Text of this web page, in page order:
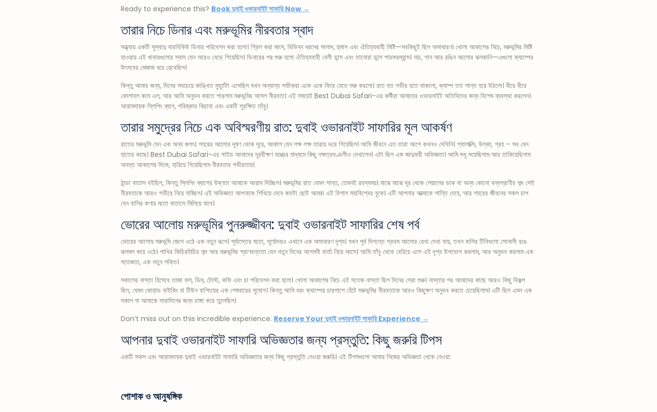
Ready to experience this? Book দুবাই ওভারনাইট সাফারি Now →
তারার নিচে ডিনার এবং মরুভূমির নীরবতার স্বাদ
সন্ধ্যায় একটি সুস্বাদু বারবিকিউ ডিনার পরিবেশন করা হলো। গ্রিল করা মাংস, বিভিন্ন ধরনের সালাদ, হুমাস এবং ঐতিহ্যবাহী মিষ্টি—সবকিছুই ছিল অসাধারণ। খোলা আকাশের নিচে, মরুভূমির মিষ্টি
হাওয়ায় এই খাবারগুলোর স্বাদ যেন আরও বেড়ে গিয়েছিল। ডিনারের পর শুরু হলো ঐতিহ্যবাহী বেলী ডান্স এবং তানোরা ডান্স পারফরম্যান্স। নাচ, গান আর রঙিন আলোর ঝলকানি—এগুলো ক্যাম্পের
উৎসবের মেজাজ ধরে রেখেছিল।
কিন্তু আমার জন্য, দিনের সবচেয়ে কাঙ্খিত মুহূর্তটা এসেছিল যখন অন্যান্য পর্যটকরা একে একে ফিরে যেতে শুরু করলো। রাত যত গভীর হতে থাকলো, ক্যাম্প তত শান্ত হয়ে উঠলো। ধীরে ধীরে
কোলাহল কমে এল, আর আমি অনুভব করতে পারলাম মরুভূমির আসল নীরবতা। এই সময়েই Best Dubai Safari-এর কর্মীরা আমাদের ওভারনাইট অতিথিদের জন্য বিশেষ ব্যবস্থা করলেন।
আরামদায়ক স্লিপিং ব্যাগ, পরিষ্কার বিছানা এবং একটি সুরক্ষিত তাঁবু।
তারার সমুদ্রের নিচে এক অবিস্মরণীয় রাত: দুবাই ওভারনাইট সাফারির মূল আকর্ষণ
রাতের মরুভূমি যেন এক অন্য জগৎ। শহরের আলোর দূষণ থেকে দূরে, আকাশ যেন লক্ষ লক্ষ তারায় ভরে গিয়েছিল। আমি জীবনে এত তারা আগে কখনও দেখিনি। গ্যালাক্সি, উল্কা, গ্রহ – সব যেন
হাতের কাছে। Best Dubai Safari-এর গাইড আমাদের দূরবীক্ষণ যন্ত্রের মাধ্যমে কিছু নক্ষত্রমণ্ডলীও দেখালেন। এটা ছিল এক জাদুকরী অভিজ্ঞতা। আমি শুধু শুয়েছিলাম আর তাকিয়েছিলাম
অনন্ত আকাশের দিকে, হারিয়ে গিয়েছিলাম নীরবতার গভীরতায়।
ঠান্ডা বাতাস বইছিল, কিন্তু স্লিপিং ব্যাগের উষ্ণতা আমাকে আরাম দিচ্ছিল। মরুভূমির রাত যেমন শান্ত, তেমনই রহস্যময়। মাঝে মাঝে দূর থেকে শেয়ালের ডাক বা অন্য কোনো বন্যপ্রাণীর শব্দ সেই
নীরবতাকে আরও গভীরে নিয়ে যাচ্ছিল। এই অভিজ্ঞতা আপনাকে শিখিয়ে দেবে কতটা ছোট আমরা এই বিশাল মহাবিশ্বের বুকে। এটি আপনার আত্মাকে শান্তি দেবে, আর শহরের জীবনের সকল চাপ
যেন বালির কণার মতো বাতাসে মিলিয়ে যাবে।
ভোরের আলোয় মরুভূমির পুনরুজ্জীবন: দুবাই ওভারনাইট সাফারির শেষ পর্ব
ভোরের আলোয় মরুভূমি জেগে ওঠে এক নতুন রূপে। সূর্যাস্তের মতো, সূর্যোদয়ও এখানে এক অসাধারণ দৃশ্য। যখন পূর্ব দিগন্তে প্রথম আলোর রেখা দেখা যায়, তখন বালির টিবিগুলো সোনালী রঙে
ঝলমল করে ওঠে। পাখির কিচিরমিচির শব্দ আর মরুভূমির প্রাণবন্ততা যেন নতুন দিনের আগমনী বার্তা নিয়ে আসে। আমি তাঁবু থেকে বেরিয়ে এসে এই দৃশ্য উপভোগ করলাম, আর অনুভব করলাম এক
সতেজতা, এক নতুন শক্তি।
সকালের নাস্তা হিসেবে তাজা ফল, ডিম, টোস্ট, কফি এবং চা পরিবেশন করা হলো। খোলা আকাশের নিচে এই সতেজ নাস্তা ছিল দিনের সেরা শুরু। নাস্তার পর আমাদের কাছে আরও কিছু বিকল্প
ছিল, যেমন কোয়াড বাইকিং বা টিউন বাশিংয়ের এক শেষবারের সুযোগ। কিন্তু আমি বরং ক্যাম্পের চারপাশে হেঁটে মরুভূমির নীরবতাকে আরও কিছুক্ষণ অনুভব করতে চেয়েছিলাম। এটি ছিল এমন এক
সকাল যা আমাকে সারাদিনের জন্য চাঙ্গা করে তুলেছিল।
Don’t miss out on this incredible experience. Reserve Your দুবাই ওভারনাইট সাফারি Experience →
আপনার দুবাই ওভারনাইট সাফারি অভিজ্ঞতার জন্য প্রস্তুতি: কিছু জরুরি টিপস
একটি সফল এবং আরামদায়ক দুবাই ওভারনাইট সাফারি অভিজ্ঞতার জন্য কিছু প্রস্তুতি নেওয়া জরুরি। এই টিপসগুলো আমার নিজের অভিজ্ঞতা থেকে নেওয়া:
পোশাক ও আনুষঙ্গিক